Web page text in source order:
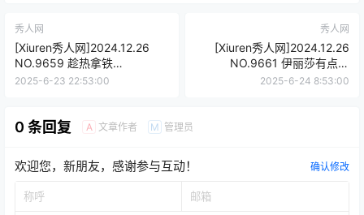
秀人网
[Xiuren秀人网]2024.12.26
NO.9659 趁热拿铁
latte[70+1P/861MB]
2025-6-23 22:53:00
秀人网
[Xiuren秀人网]2024.12.26
NO.9661 伊丽莎有点白
[101+1P/935MB]
2025-6-24 8:53:00
0 条回复 A 文章作者 M 管理员
欢迎您，新朋友，感谢参与互动！ 确认修改